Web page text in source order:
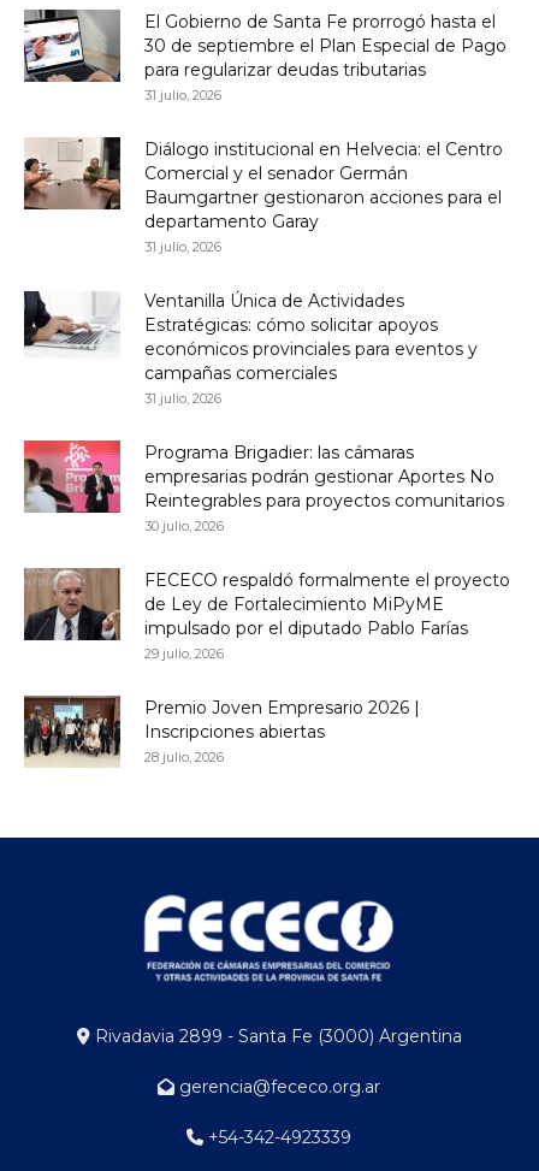
El Gobierno de Santa Fe prorrogó hasta el
30 de septiembre el Plan Especial de Pago
para regularizar deudas tributarias
31 julio, 2026
Diálogo institucional en Helvecia: el Centro
Comercial y el senador Germán
Baumgartner gestionaron acciones para el
departamento Garay
31 julio, 2026
Ventanilla Única de Actividades
Estratégicas: cómo solicitar apoyos
económicos provinciales para eventos y
campañas comerciales
31 julio, 2026
Programa Brigadier: las cámaras
empresarias podrán gestionar Aportes No
Reintegrables para proyectos comunitarios
30 julio, 2026
FECECO respaldó formalmente el proyecto
de Ley de Fortalecimiento MiPyME
impulsado por el diputado Pablo Farías
29 julio, 2026
Premio Joven Empresario 2026 |
Inscripciones abiertas
28 julio, 2026
Rivadavia 2899 - Santa Fe (3000) Argentina
gerencia@fececo.org.ar
+54-342-4923339